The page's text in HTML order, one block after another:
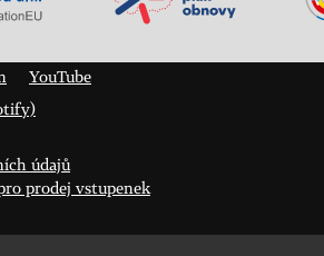
YouTube
údajů
prodej vstupenek